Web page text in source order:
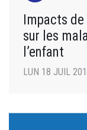
Impacts
sur les
l’enfant
LUN 18 JUIL